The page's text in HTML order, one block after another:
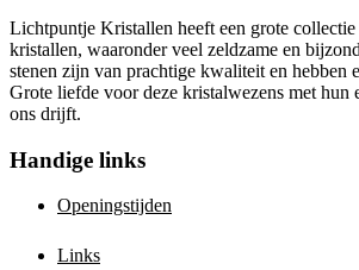
Lichtpuntje Kristallen heeft een grote collectie
kristallen, waaronder veel zeldzame en
stenen zijn van prachtige kwaliteit en hebben
Grote liefde voor deze kristalwezens met hun
ons drijft.
Handige links
Openingstijden
Links